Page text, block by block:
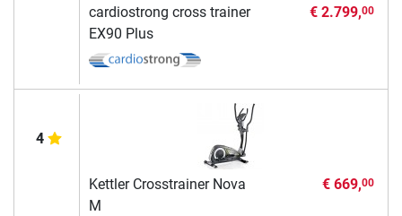
cardiostrong cross trainer
EX90 Plus
€ 2.799,00
4
Kettler Crosstrainer Nova
M
€ 669,00